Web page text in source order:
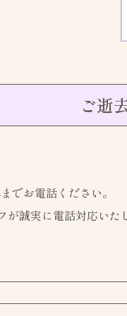
ご逝
までお電話ください。
が誠実に電話対応いた